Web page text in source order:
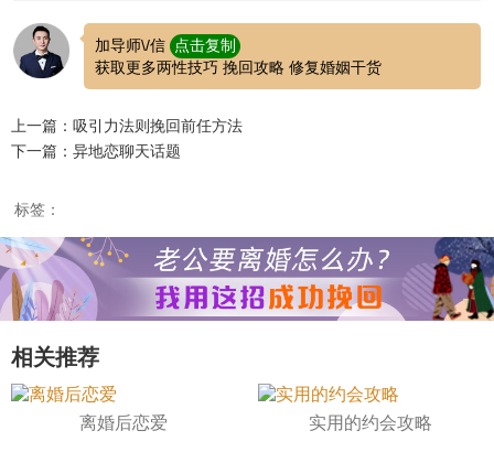
加导师\/信
点击复制
获取更多两性技巧 挽回攻略 修复婚姻干货
上一篇：吸引力法则挽回前任方法
下一篇：异地恋聊天话题
标签：
相关推荐
离婚后恋爱 实用的约会攻略